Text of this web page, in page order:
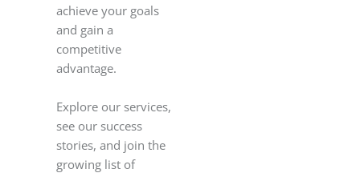
achieve your goals
and gain a
competitive
advantage.
Explore our services,
see our success
stories, and join the
growing list of